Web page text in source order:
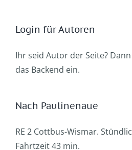
Login für Autoren
Ihr seid Autor der Seite?
das Backend ein.
Nach Paulinenaue
RE 2 Cottbus-Wismar.
Fahrtzeit 43 min.